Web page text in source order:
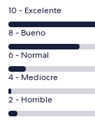
563
comentarios
de
un
total
de
864
con
10 - Excelente
211
comentarios
de
un
total
de
8 - Bueno
55
comentarios
de
un
total
6 - Normal
10
comentarios
de
4 - Mediocre
25
comentarios
2 - Horrible